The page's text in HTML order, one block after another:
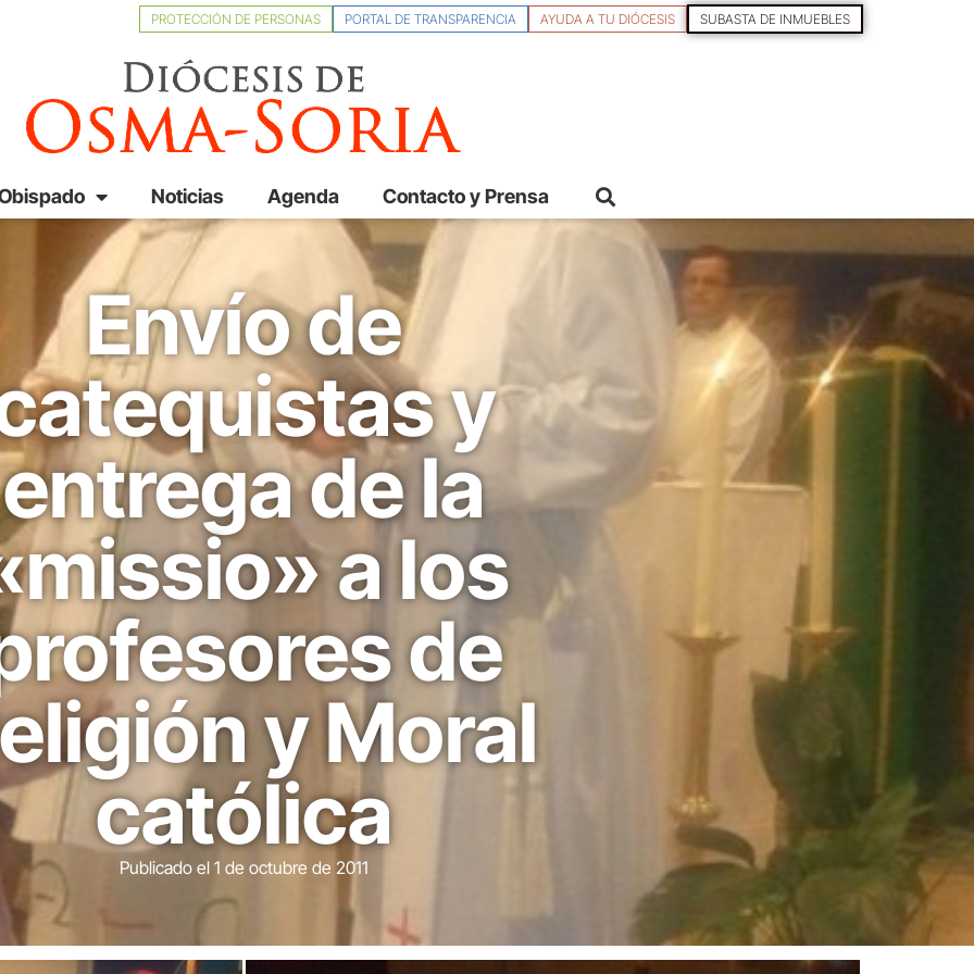
PROTECCIÓN DE PERSONAS PORTAL DE TRANSPARENCIA AYUDA A TU DIÓCESIS SUBASTA DE INMUEBLES
Noticias Agenda Contacto y Prensa
Envío de
y
entrega de la
a los
de
y Moral
católica
Publicado el 1 de octubre de 2011